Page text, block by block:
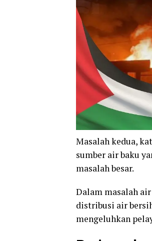
Masalah kedua,
sumber air baku
masalah besar.
Dalam masalah
distribusi air
mengeluhkan